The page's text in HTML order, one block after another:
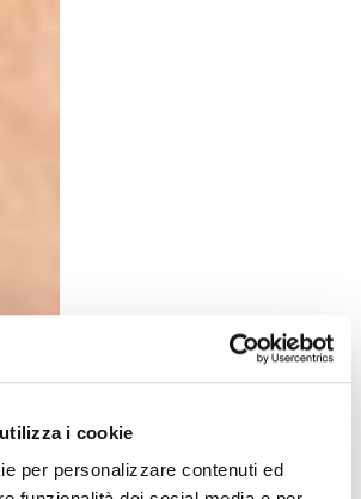
i cookie
per personalizzare contenuti ed